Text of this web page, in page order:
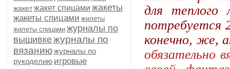
жакетжакет спицами жакеты
жакеты спицами жилеты
жилеты спицами журналы по
вышивкежурналы по
вязаниюжурналы по
рукоделию игровые
для
потребуется
конечно, же,
обязательно